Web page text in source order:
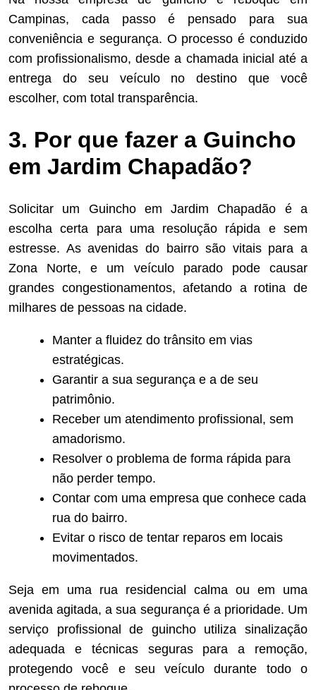
Campinas, cada passo é pensado para sua
conveniência e segurança. O processo é conduzido
com profissionalismo, desde a chamada inicial até a
entrega do seu veículo no destino que você
escolher, com total transparência.
3. Por que fazer a Guincho
em Jardim Chapadão?
Solicitar um Guincho em Jardim Chapadão é a
escolha certa para uma resolução rápida e sem
estresse. As avenidas do bairro são vitais para a
Zona Norte, e um veículo parado pode causar
grandes congestionamentos, afetando a rotina de
milhares de pessoas na cidade.
Manter a fluidez do trânsito em vias
estratégicas.
Garantir a sua segurança e a de seu
patrimônio.
Receber um atendimento profissional, sem
amadorismo.
Resolver o problema de forma rápida para
não perder tempo.
Contar com uma empresa que conhece cada
rua do bairro.
Evitar o risco de tentar reparos em locais
movimentados.
Seja em uma rua residencial calma ou em uma
avenida agitada, a sua segurança é a prioridade. Um
serviço profissional de guincho utiliza sinalização
adequada e técnicas seguras para a remoção,
protegendo você e seu veículo durante todo o